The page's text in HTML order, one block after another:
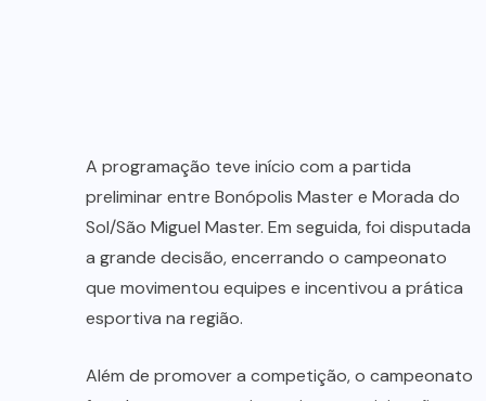
A programação teve início com a partida
preliminar entre Bonópolis Master e Morada do
Sol/São Miguel Master. Em seguida, foi disputada
a grande decisão, encerrando o campeonato
que movimentou equipes e incentivou a prática
esportiva na região.
Além de promover a competição, o campeonato